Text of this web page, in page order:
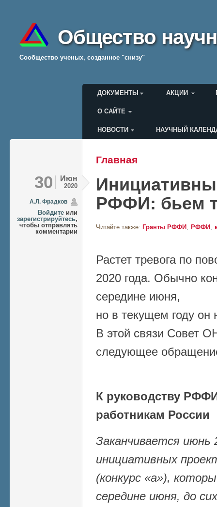
Общество
Cообщество ученых, созданное "снизу"
Главное меню
ДОКУМЕНТЫ АКЦИИ
О САЙТЕ
Меню пользователя
НОВОСТИ НАУЧНЫЙ
Вы здесь
Главная
30 Июн
2020
А.Л. Фрадков
Войдите или
зарегистрируйтесь,
чтобы отправлять
комментарии
РФФИ: бьем
Читайте также: Гранты РФФИ РФФИ
Растет тревога по
2020 года. Обычно
середине июня,
но в текущем году он
В этой связи Совет
следующее
К руководству
работникам России
Заканчивается июнь
инициативных
(конкурс «а»),
середине июня, до